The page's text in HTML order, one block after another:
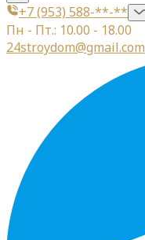
+7 (953) 588-**-**
Пн - Пт.: 10.00 - 18.00
24stroydom@gmail.com